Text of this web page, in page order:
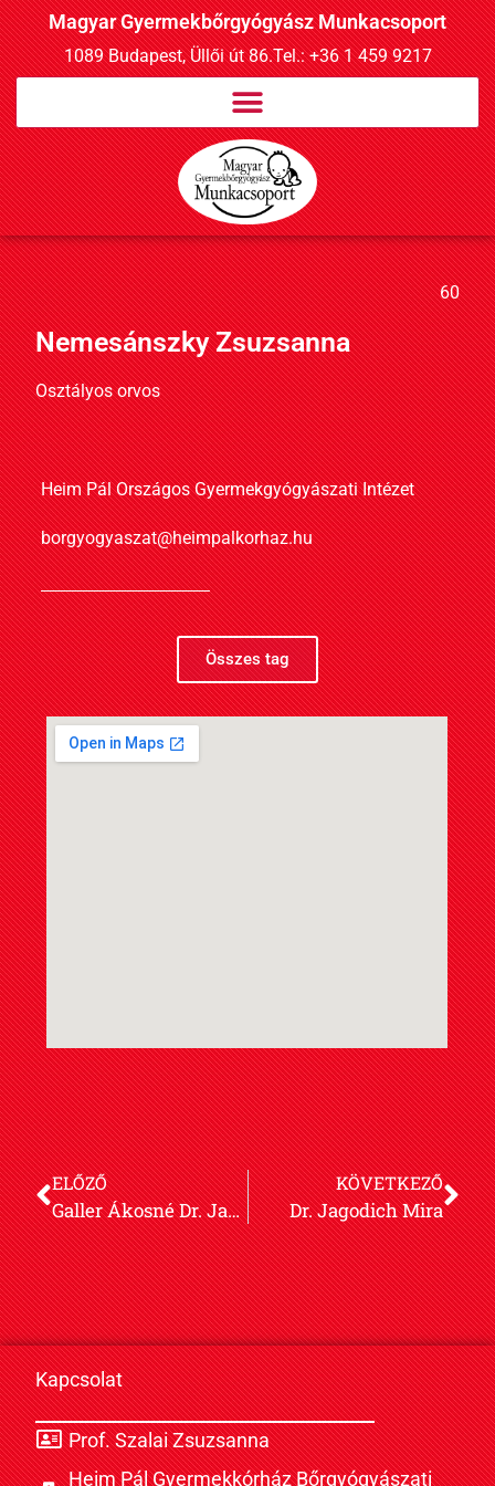
Magyar Gyermekbőrgyógyász Munkacsoport
1089 Budapest, Üllői út 86.Tel.: +36 1 459 9217
60
Nemesánszky Zsuzsanna
Osztályos orvos
Heim Pál Országos Gyermekgyógyászati Intézet
borgyogyaszat@heimpalkorhaz.hu
Összes tag
ELŐZŐ
Galler Ákosné Dr. Jakab Andrea Emese
KÖVETKEZŐ
Dr. Jagodich Mira
Kapcsolat
Prof. Szalai Zsuzsanna
Heim Pál Gyermekkórház Bőrgyógyászati